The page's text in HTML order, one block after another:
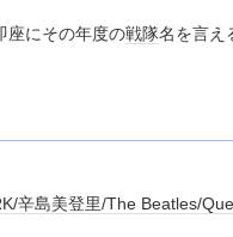
座にその年度の戦隊名を言え
辛島美登里/The Beatles/